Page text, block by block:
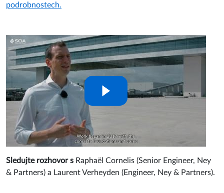
podrobnostech.
Sledujte rozhovor s Raphaël Cornelis (Senior Engineer, Ney
& Partners) a Laurent Verheyden (Engineer, Ney & Partners).